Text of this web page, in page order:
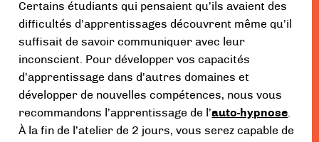
Certains étudiants qui pensaient qu’ils avaient des
difficultés d’apprentissages découvrent même qu’il
suffisait de savoir communiquer avec leur
inconscient. Pour développer vos capacités
d’apprentissage dans d’autres domaines et
développer de nouvelles compétences, nous vous
recommandons l’apprentissage de l’auto-hypnose.
À la fin de l’atelier de 2 jours, vous serez capable de